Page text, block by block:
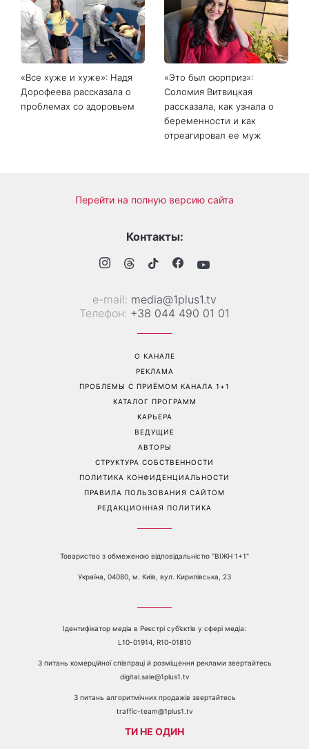
«Все хуже и хуже»: Надя
Дорофеева рассказала о
проблемах со здоровьем
«Это был сюрприз»:
Соломия Витвицкая
рассказала, как узнала о
беременности и как
отреагировал ее муж
Перейти на полную версию сайта
Контакты:
е-mail: media@1plus1.tv
Телефон: +38 044 490 01 01
О КАНАЛЕ
РЕКЛАМА
ПРОБЛЕМЫ С ПРИЁМОМ КАНАЛА 1+1
КАТАЛОГ ПРОГРАММ
КАРЬЕРА
ВЕДУЩИЕ
АВТОРЫ
СТРУКТУРА СОБСТВЕННОСТИ
ПОЛИТИКА КОНФИДЕНЦИАЛЬНОСТИ
ПРАВИЛА ПОЛЬЗОВАНИЯ САЙТОМ
РЕДАКЦИОННАЯ ПОЛИТИКА
Товариство з обмеженою відповідальністю "ВІЖН 1+1"
Україна, 04080, м. Київ, вул. Кирилівська, 23
Ідентифікатор медіа в Реєстрі суб’єктів у сфері медіа:
L10-01914, R10-01810
З питань комерційної співпраці й розміщення реклами звертайтесь
digital.sale@1plus1.tv
З питань алгоритмічних продажів звертайтесь
traffic-team@1plus1.tv
ТИ НЕ ОДИН